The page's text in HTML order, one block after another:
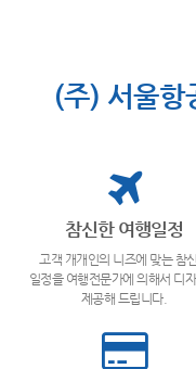
(주) 서울항
참신한 여행일정
고객 개개인의 니즈에 맞는 참
일정을 여행전문가에 의해서 디
제공해 드립니다.